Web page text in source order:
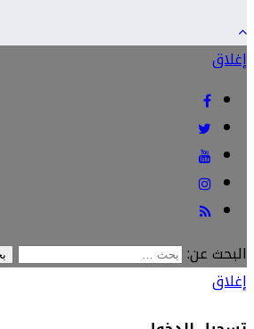
إغلاق
البحث عن:
إغلاق